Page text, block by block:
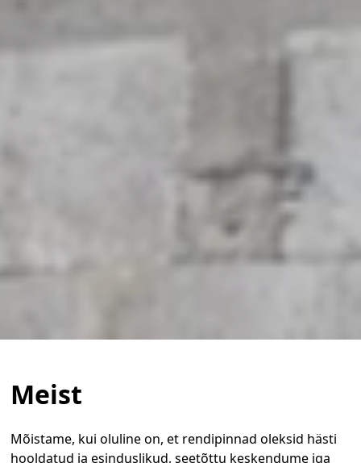
Meist
Mõistame, kui oluline on, et rendipinnad oleksid hästi
hooldatud ja esinduslikud, seetõttu keskendume iga